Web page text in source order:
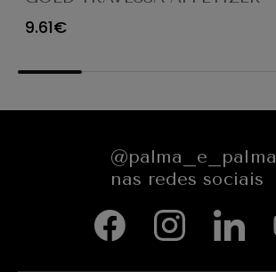
Ø23X12CM
9.61€
@palma_e_palma
nas redes sociais